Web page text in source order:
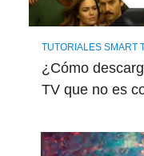
TUTORIALES SMART
¿Cómo
TV que no es